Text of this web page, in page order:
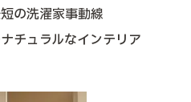
の洗濯家事動線
チュラルなインテリア